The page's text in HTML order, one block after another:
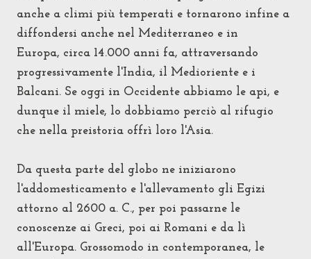
anche a climi più temperati e tornarono infine a
diffondersi anche nel Mediterraneo e in
Europa, circa 14.000 anni fa, attraversando
progressivamente l'India, il Medioriente e i
Balcani. Se oggi in Occidente abbiamo le api, e
dunque il miele, lo dobbiamo perciò al rifugio
che nella preistoria offrì loro l'Asia.
Da questa parte del globo ne iniziarono
l'addomesticamento e l'allevamento gli Egizi
attorno al 2600 a. C., per poi passarne le
conoscenze ai Greci, poi ai Romani e da lì
all'Europa. Grossomodo in contemporanea, le